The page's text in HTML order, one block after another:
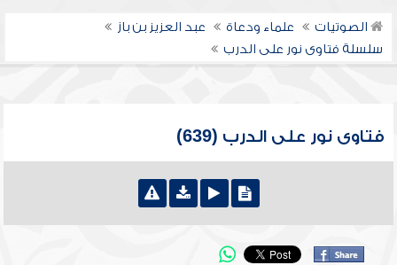
الصوتيات علماء ودعاة
عبد العزيز بن باز
سلسلة فتاوى نور على الدرب
فتاوى نور على الدرب (639)